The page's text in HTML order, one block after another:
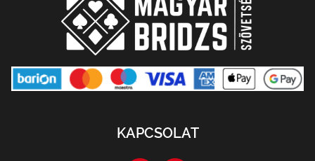
KAPCSOLAT